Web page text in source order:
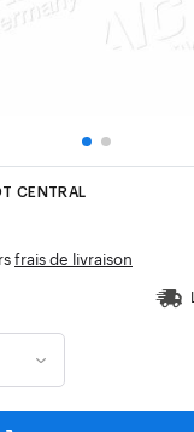
CENTRAL
frais de livraison